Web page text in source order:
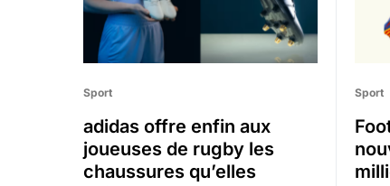
Sport
adidas offre enfin aux
joueuses de rugby les
chaussures qu’elles
Sport